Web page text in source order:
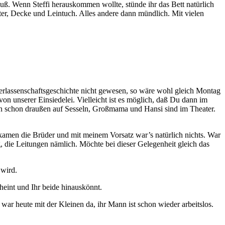
Wenn Steffi herauskommen wollte, stünde ihr das Bett natürlich
Decke und Leintuch. Alles andere dann mündlich. Mit vielen
nicht gewesen, so wäre wohl gleich Montag
unserer Einsiedelei. Vielleicht ist es möglich, daß Du dann im
draußen auf Sesseln, Großmama und Hansi sind im Theater.
die Brüder und mit meinem Vorsatz war’s natürlich nichts. War
Leitungen nämlich. Möchte bei dieser Gelegenheit gleich das
und Ihr beide hinauskönnt.
heute mit der Kleinen da, ihr Mann ist schon wieder arbeitslos.